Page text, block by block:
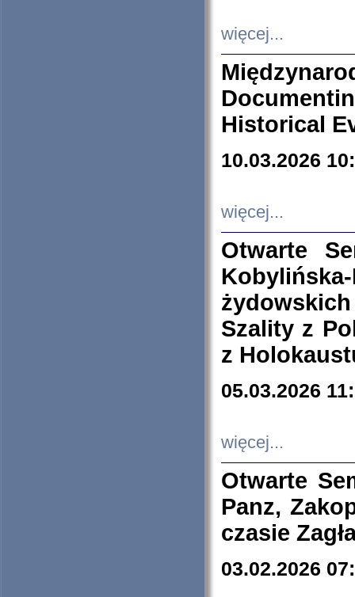
więcej...
Historical
10.03.2026
więcej...
Otwarte
Szality z
z
05.03.2026
więcej...
Otwarte
Panz,
czasie
03.02.2026